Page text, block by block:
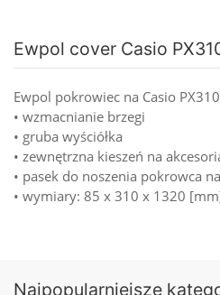
Ewpol cover Casio
Ewpol pokrowiec na Casio PX310
• wzmacnianie brzegi
• gruba wyściółka
• zewnętrzna kieszeń na
• pasek do noszenia pokrowca
• wymiary: 85 x 310 x 1320
Najpopularniejsze